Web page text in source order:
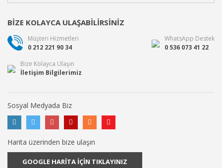
BİZE KOLAYCA ULAŞABİLİRSİNİZ
Müşteri Hizmetleri
0 212 221 90 34
WhatsApp Destek
0 536 073 41 22
Bize Kolayca Ulaşın
İletişim Bilgilerimiz
Sosyal Medyada Biz
Harita üzerinden bize ulaşın
GOOGLE HARİTA İÇİN TIKLAYINIZ